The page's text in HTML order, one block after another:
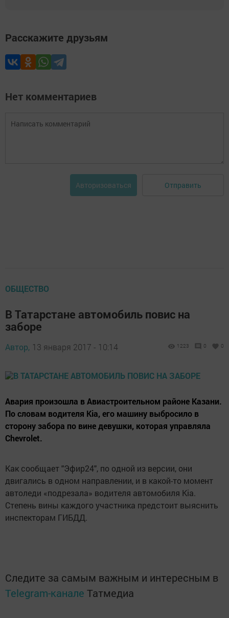
Расскажите друзьям
Нет комментариев
Авторизоваться Отправить
ОБЩЕСТВО
В Татарстане автомобиль повис на
заборе
Автор, 13 января 2017 - 10:14 1223 0 0
Авария произошла в Авиастроительном районе Казани.
По словам водителя Kia, его машину выбросило в
сторону забора по вине девушки, которая управляла
Chevrolet.
Как сообщает "Эфир24", по одной из версии, они
двигались в одном направлении, и в какой-то момент
автоледи «подрезала» водителя автомобиля Kia.
Степень вины каждого участника предстоит выяснить
инспекторам ГИБДД.
Следите за самым важным и интересным в
Telegram-канале Татмедиа